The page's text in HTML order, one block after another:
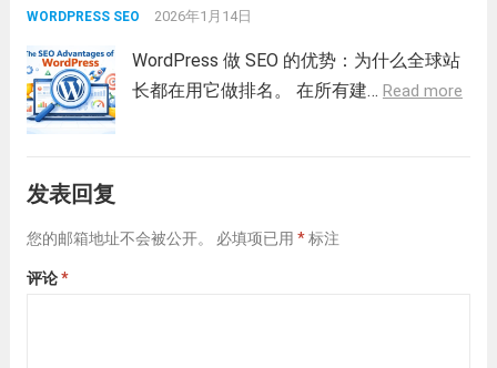
WORDPRESS SEO 2026年1月14日
WordPress 做 SEO 的优势：为什么全球站
长都在用它做排名。 在所有建… Read more
发表回复
您的邮箱地址不会被公开。 必填项已用 *标注
评论*